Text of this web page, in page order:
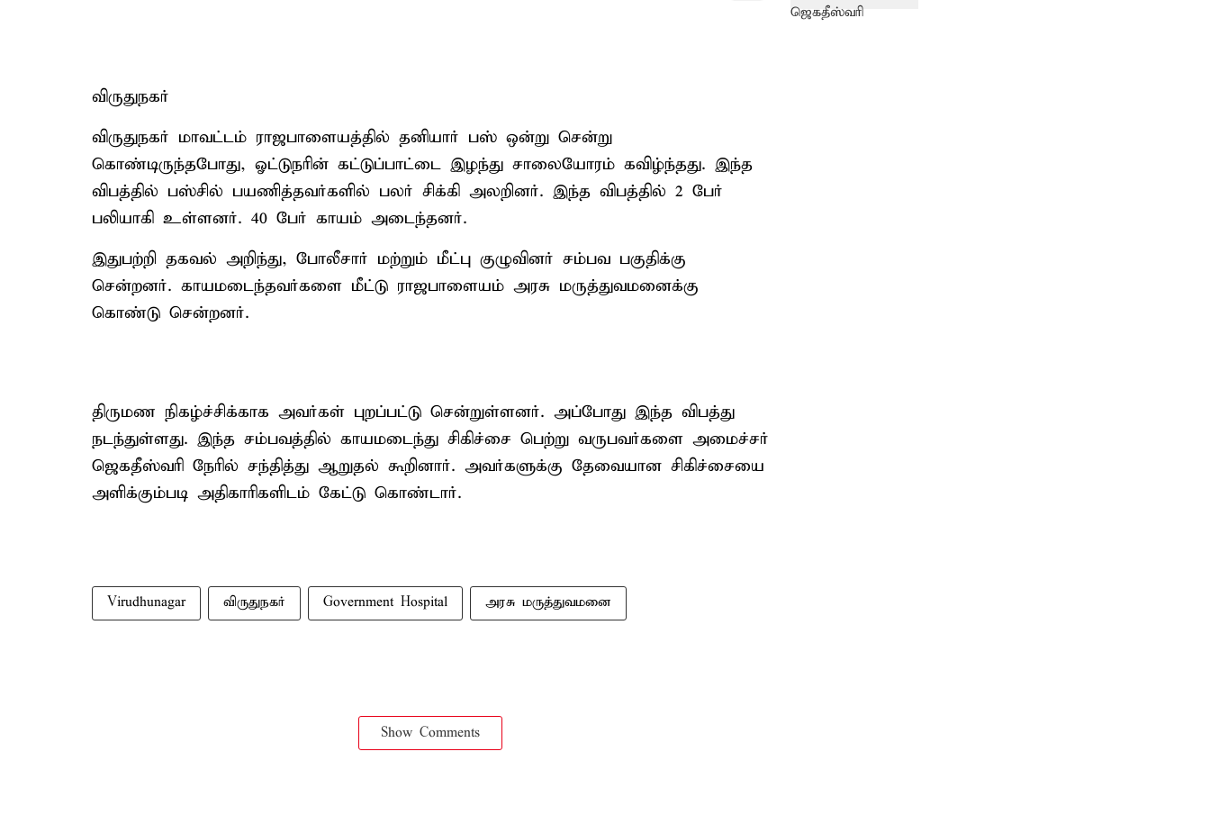
விருதுநகர்
விருதுநகர் மாவட்டம் ராஜபாளையத்தில் தனியார் பஸ் ஒன்று சென்று
கொண்டிருந்தபோது, ஓட்டுநரின் கட்டுப்பாட்டை இழந்து சாலையோரம் கவிழ்ந்தது. இந்த
விபத்தில் பஸ்சில் பயணித்தவர்களில் பலர் சிக்கி அலறினர். இந்த விபத்தில் 2 பேர்
பலியாகி உள்ளனர். 40 பேர் காயம் அடைந்தனர்.
இதுபற்றி தகவல் அறிந்து, போலீசார் மற்றும் மீட்பு குழுவினர் சம்பவ பகுதிக்கு
சென்றனர். காயமடைந்தவர்களை மீட்டு ராஜபாளையம் அரசு மருத்துவமனைக்கு
கொண்டு சென்றனர்.
திருமண நிகழ்ச்சிக்காக அவர்கள் புறப்பட்டு சென்றுள்ளனர். அப்போது இந்த விபத்து
நடந்துள்ளது. இந்த சம்பவத்தில் காயமடைந்து சிகிச்சை பெற்று வருபவர்களை அமைச்சர்
ஜெகதீஸ்வரி நேரில் சந்தித்து ஆறுதல் கூறினார். அவர்களுக்கு தேவையான சிகிச்சையை
அளிக்கும்படி அதிகாரிகளிடம் கேட்டு கொண்டார்.
Virudhunagar விருதுநகர் Government Hospital அரசு மருத்துவமனை
Show Comments